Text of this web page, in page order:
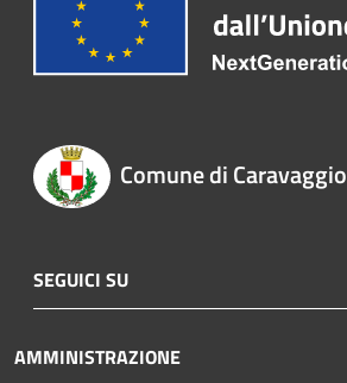
Comune di Caravaggio
SEGUICI SU
AMMINISTRAZIONE